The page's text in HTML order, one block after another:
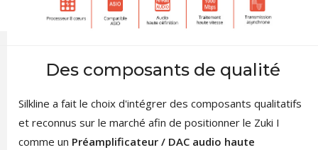
Des composants de qualité
Silkline a fait le choix d'intégrer des composants qualitatifs
et reconnus sur le marché afin de positionner le Zuki I
comme un Préamplificateur / DAC audio haute